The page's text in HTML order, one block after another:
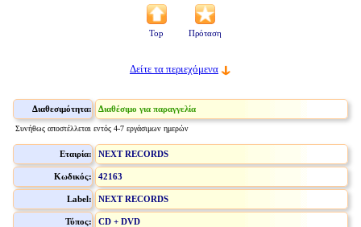
Top Πρόταση
Δείτε τα περιεχόμενα
Διαθεσιμότητα: Διαθέσιμο για παραγγελία
Συνήθως αποστέλλεται εντός 4-7 εργάσιμων ημερών
Εταιρία: NEXT RECORDS
Κωδικός: 42163
Label: NEXT RECORDS
Τύπος: CD + DVD